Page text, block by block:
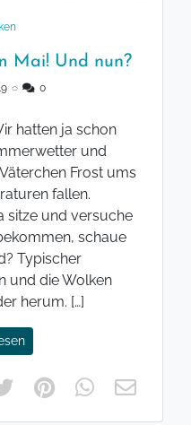
Mai! Und nun?
◌ 0
hatten ja schon
und
Frost ums
fallen.
sitze und versuche
schaue
Typischer
und die Wolken
herum. […]